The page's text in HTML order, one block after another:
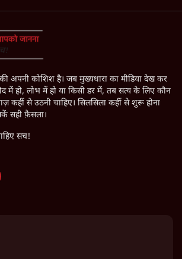
की अपनी कोशिश है। जब मुख्यधारा का मीडिया देख कर
हो, लोभ में हो या किसी डर में, तब सत्य के लिए कौन
कहीं से उठनी चाहिए। सिलसिला कहीं से शुरू होना
सही फ़ैसला।
सच!